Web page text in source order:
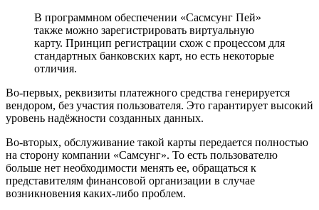
В программном обеспечении «Сасмсунг Пей»
также можно зарегистрировать виртуальную
карту. Принцип регистрации схож с процессом для
стандартных банковских карт, но есть некоторые
отличия.
Во-первых, реквизиты платежного средства генерируется
вендором, без участия пользователя. Это гарантирует высокий
уровень надёжности созданных данных.
Во-вторых, обслуживание такой карты передается полностью
на сторону компании «Самсунг». То есть пользователю
больше нет необходимости менять ее, обращаться к
представителям финансовой организации в случае
возникновения каких-либо проблем.